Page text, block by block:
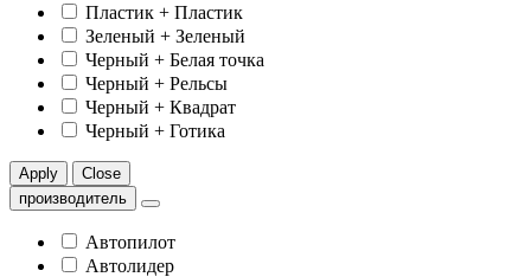
Пластик + Пластик
Зеленый + Зеленый
Черный + Белая точка
Черный + Рельсы
Черный + Квадрат
Черный + Готика
Apply
Close
производитель
Автопилот
Автолидер